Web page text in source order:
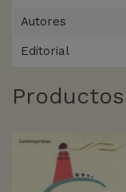
Autores
Editorial